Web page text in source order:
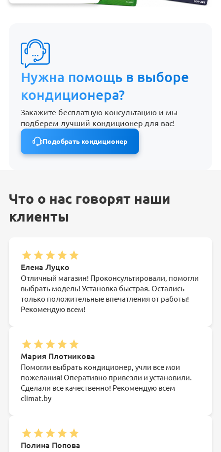
Нужна помощь в выборе
кондиционера?
Закажите бесплатную консультацию и мы
подберем лучший кондиционер для вас!
Подобрать кондиционер
Что о нас говорят наши
клиенты
Елена Луцко
Отличный магазин! Проконсультировали, помогли
выбрать модель! Установка быстрая. Остались
только положительные впечатления от работы!
Рекомендую всем!
Мария Плотникова
Помогли выбрать кондиционер, учли все мои
пожелания! Оперативно привезли и установили.
Сделали все качественно! Рекомендую всем
climat.by
Полина Попова